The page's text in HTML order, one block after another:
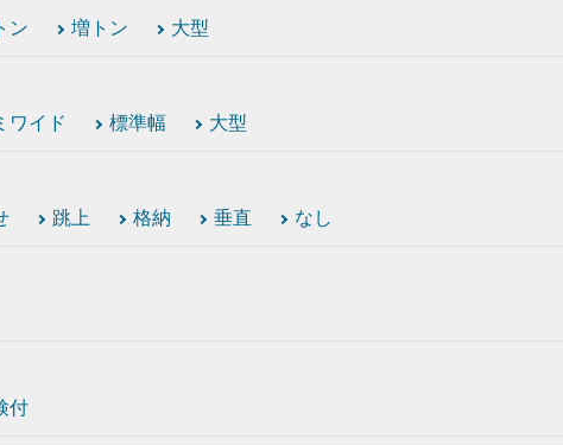
ン 増トン 大型
ワイド 標準幅 大型
跳上 格納 垂直 なし
付